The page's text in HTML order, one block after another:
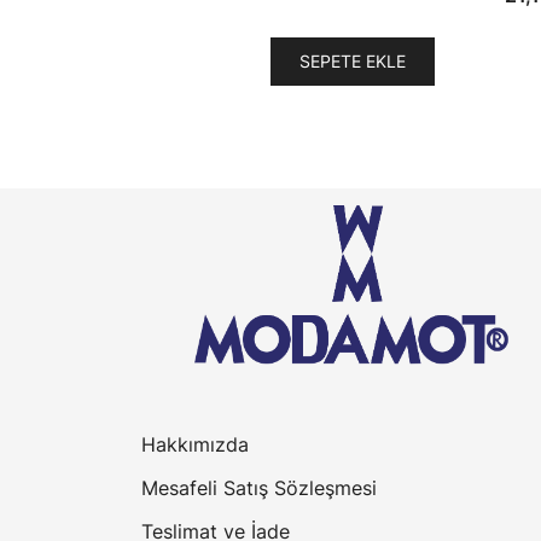
SEPETE EKLE
Hakkımızda
Mesafeli Satış Sözleşmesi
Teslimat ve İade